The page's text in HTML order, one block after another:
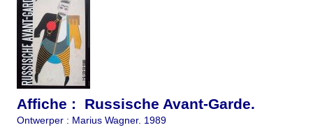
Affiche : Russische Avant-Garde.
Ontwerper : Marius Wagner. 1989